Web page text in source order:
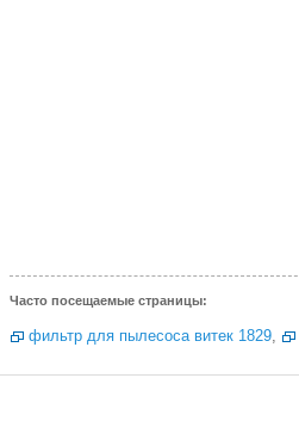
Часто посещаемые страницы:
фильтр для пылесоса витек 1829,